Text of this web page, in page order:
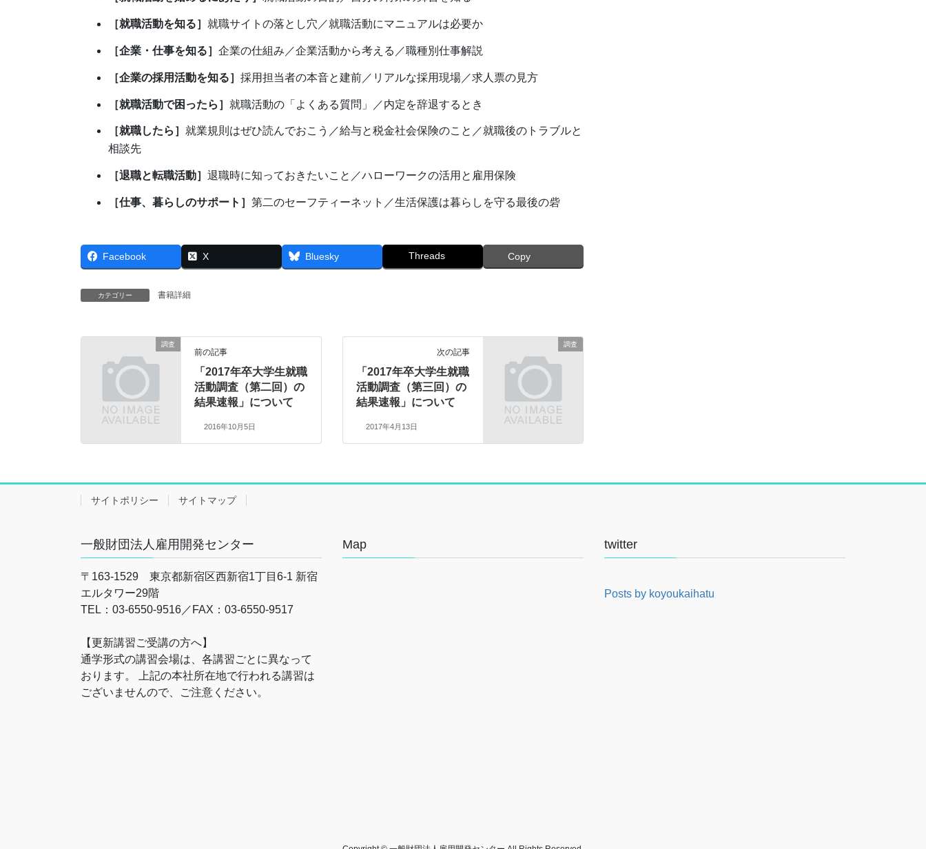
［就職活動を知る］ 就職サイトの落とし穴／就職活動にマニュアルは必要か
［企業・仕事を知る］ 企業の仕組み／企業活動から考える／職種別仕事解説
［企業の採用活動を知る］ 採用担当者の本音と建前／リアルな採用現場／求人票の見方
［就職活動で困ったら］ 就職活動の「よくある質問」／内定を辞退するとき
［就職したら］ 就業規則はぜひ読んでおこう／給与と税金社会保険のこと／就職後のトラブルと
相談先
［退職と転職活動］ 退職時に知っておきたいこと／ハローワークの活用と雇用保険
［仕事、暮らしのサポート］ 第二のセーフティーネット／生活保護は暮らしを守る最後の砦
Facebook X Bluesky Threads Copy
カテゴリー 書籍詳細
調査
前の記事
「2017年卒大学生就職
活動調査（第二回）の
結果速報」について
2016年10月5日
調査
次の記事
「2017年卒大学生就職
活動調査（第三回）の
結果速報」について
2017年4月13日
サイトポリシー サイトマップ
一般財団法人雇用開発センター
〒163-1529 東京都新宿区西新宿1丁目6-1 新宿
エルタワー29階
TEL：03-6550-9516／FAX：03-6550-9517
【更新講習ご受講の方へ】
通学形式の講習会場は、各講習ごとに異なって
おります。 上記の本社所在地で行われる講習は
ございませんので、ご注意ください。
Map twitter
Posts by koyoukaihatu